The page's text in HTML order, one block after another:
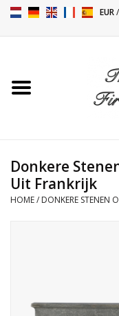
EUR/
Toebehoren
Kacheltjes
Donkere
Uit Frankrijk
HOME/ DONKERE STENEN